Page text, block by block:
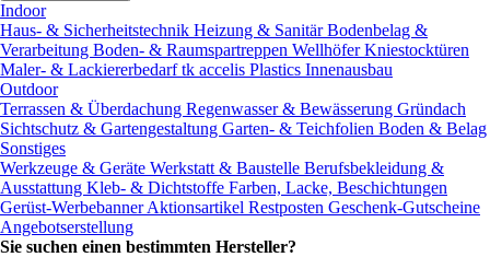
Indoor
Haus- & Sicherheitstechnik Heizung & SanitärBodenbelag &
Verarbeitung Boden- & Raumspartreppen Wellhöfer Kniestocktüren
Maler- & Lackiererbedarftk accelis Plastics Innenausbau
Outdoor
Terrassen & Überdachung Regenwasser & Bewässerung Gründach
Sichtschutz & Gartengestaltung Garten- & Teichfolien Boden & Belag
Sonstiges
Werkzeuge & Geräte Werkstatt & Baustelle Berufsbekleidung &
Ausstattung Kleb- & Dichtstoffe Farben, Lacke, Beschichtungen
Gerüst-WerbebannerAktionsartikel Restposten Geschenk-Gutscheine
Angebotserstellung
Sie suchen einen bestimmten Hersteller?